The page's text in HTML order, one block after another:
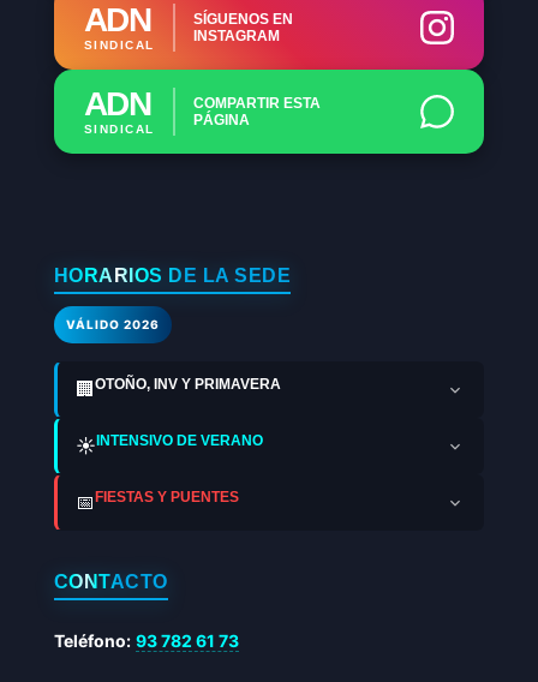
ADN
SINDICAL
SÍGUENOS EN
INSTAGRAM
ADN
SINDICAL
COMPARTIR ESTA
PÁGINA
HORARIOS DE LA SEDE
VÁLIDO 2026
🏢 OTOÑO, INV Y PRIMAVERA
☀️INTENSIVO DE VERANO
📅FIESTAS Y PUENTES
CONTACTO
Teléfono: 93 782 61 73